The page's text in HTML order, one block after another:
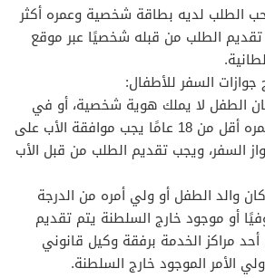
الطلب لديه بطاقة شخصية وعمره أكثر
يجب تقديم الطلب من قبله شخصيًا عبر موقع
جوازات السفر للأطفال:
الطفل لا يملك هوية شخصية، أو في
حال كان عمره أقل من 18 عامًا يجب موافقة الأب على
السفر، ويجب تقديم الطلب من قبل الأب
والد الطفل أو ولي أمره من الدرجة
أو موجود خارج السلطنة يتم تقديم
مراكز الخدمة برفقة وكيل قانوني
الأمر الموجود خارج السلطنة.